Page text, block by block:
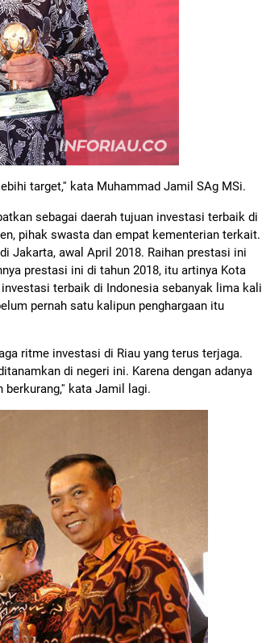
target,'' kata Muhammad Jamil SAg MSi.
sebagai daerah tujuan investasi terbaik di
pihak swasta dan empat kementerian terkait.
Jakarta, awal April 2018. Raihan prestasi ini
prestasi ini di tahun 2018, itu artinya Kota
terbaik di Indonesia sebanyak lima kali
pernah satu kalipun penghargaan itu
ritme investasi di Riau yang terus terjaga.
di negeri ini. Karena dengan adanya
berkurang,'' kata Jamil lagi.